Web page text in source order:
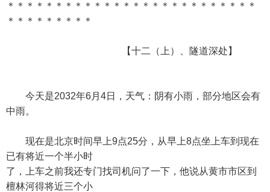
＊＊＊＊＊＊＊＊＊＊＊＊＊＊＊＊＊＊＊＊＊＊＊＊＊＊
＊＊＊＊＊＊＊＊＊
【十二（上）、隧道深处】
今天是2032年6月4日，天气：阴有小雨，部分地区会有
中雨。
现在是北京时间早上9点25分，从早上8点坐上车到现在
已有将近一个半小时
了，上车之前我还专门找司机问了一下，他说从黄市市区到
檀林河得将近三个小